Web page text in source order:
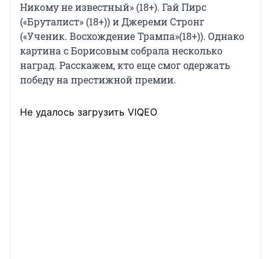
Никому не известный» (18+). Гай Пирс
(«Бруталист» (18+)) и Джереми Стронг
(«Ученик. Восхождение Трампа»(18+)). Однако
картина с Борисовым собрала несколько
наград. Расскажем, кто еще смог одержать
победу на престижной премии.
Не удалось загрузить VIQEO